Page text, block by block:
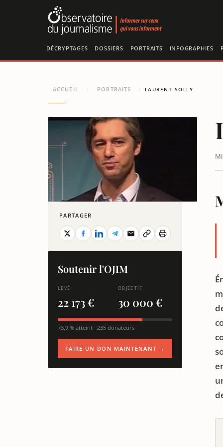
DÉCRYPTAGES DOSSIERS PORTRAITS INFOGRAPHIES
ACCUEIL / PORTRAITS / LAURENT SOLLY
PARTAGER
Soutenir l'OJIM
LEVÉ
22 173 €
OBJECTIF
30 000 €
73,9 % atteint · 235 donateurs
FAIRE UN DON MAINTENANT →
Panneau de gestion des cookies